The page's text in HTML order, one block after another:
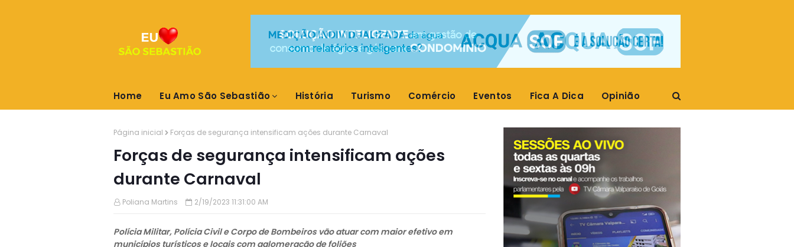
Home Eu Amo São Sebastião História Turismo Comércio Eventos Fica A Dica Opinião
Página inicial Forças de segurança intensificam ações durante Carnaval
Forças de segurança intensificam ações
durante Carnaval
Poliana Martins 2/19/2023 11:31:00 AM
Polícia Militar, Polícia Civil e Corpo de Bombeiros vão atuar com maior efetivo em
municípios turísticos e locais com aglomeração de foliões